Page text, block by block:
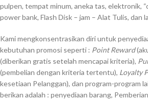
pulpen, tempat minum, aneka tas, elektronik,
power bank, Flash Disk – jam – Alat Tulis, dan
Kami mengkonsentrasikan diri untuk
kebutuhan promosi seperti : Point Reward
(diberikan gratis setelah mencapai kriteria),
(pembelian dengan kriteria tertentu), Loyalty
kesetiaan Pelanggan), dan program-program
berikan adalah : penyediaan barang,